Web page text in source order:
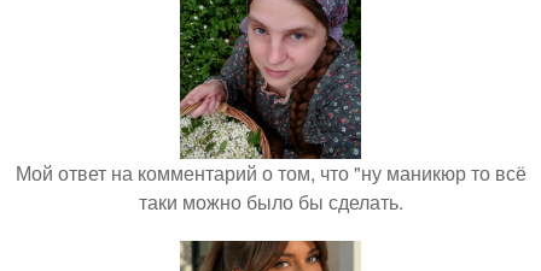
Мой ответ на комментарий о том, что "ну маникюр то всё
таки можно было бы сделать.